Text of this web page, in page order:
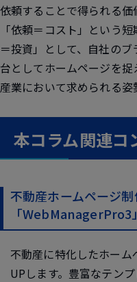
依頼することで得られる価
「依頼＝コスト」という
＝投資」として、自社の
台としてホームページを
産業において求められる姿
本コラム関連コ
不動産ホームページ
「WebManagerPro3」
不動産に特化したホー
UPします。豊富なテン